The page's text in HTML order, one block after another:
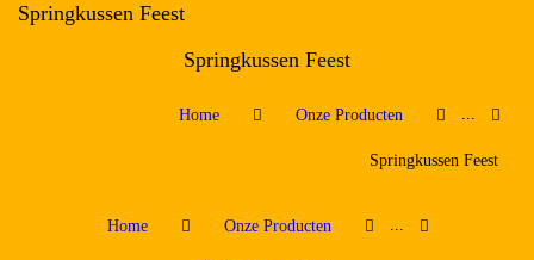
Springkussen Feest
Springkussen Feest
Home Onze Producten ...
Springkussen Feest
Home Onze Producten ...